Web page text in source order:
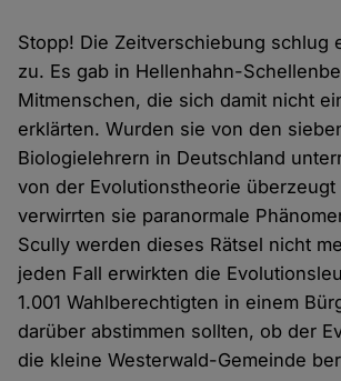
Stopp! Die Zeitverschiebung schlug
zu. Es gab in Hellenhahn-
Mitmenschen, die sich damit nicht
erklärten. Wurden sie von den
Biologielehrern in Deutschland
von der Evolutionstheorie überzeugt
verwirrten sie paranormale
Scully werden dieses Rätsel nicht
jeden Fall erwirkten die
1.001 Wahlberechtigten in einem
darüber abstimmen sollten, ob der
die kleine Westerwald-Gemeinde